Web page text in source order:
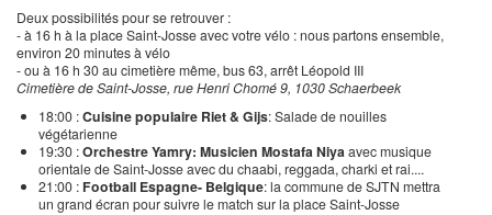
Deux possibilités pour se retrouver :
- à 16 h à la place Saint-Josse avec votre vélo : nous partons ensemble,
environ 20 minutes à vélo
- ou à 16 h 30 au cimetière même, bus 63, arrêt Léopold III
Cimetière de Saint-Josse, rue Henri Chomé 9, 1030 Schaerbeek
18:00 :Cuisine populaire Riet & Gijs: Salade de nouilles
végétarienne
19:30 :Orchestre Yamry: Musicien Mostafa Niyaavec musique
orientale de Saint-Josse avec du chaabi, reggada, charki et rai....
21:00 : Football Espagne- Belgique: la commune de SJTN mettra
un grand écran pour suivre le match sur la place Saint-Josse